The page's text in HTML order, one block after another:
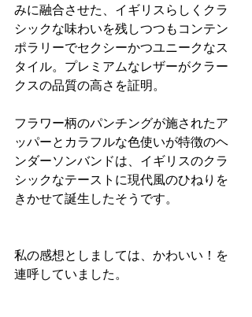
みに融合させた、イギリスらしくクラ
シックな味わいを残しつつもコンテン
ポラリーでセクシーかつユニークなス
タイル。プレミアムなレザーがクラー
クスの品質の高さを証明。
フラワー柄のパンチングが施されたア
ッパーとカラフルな色使いが特徴のヘ
ンダーソンバンドは、イギリスのクラ
シックなテーストに現代風のひねりを
きかせて誕生したそうです。
私の感想としましては、かわいい！を
連呼していました。